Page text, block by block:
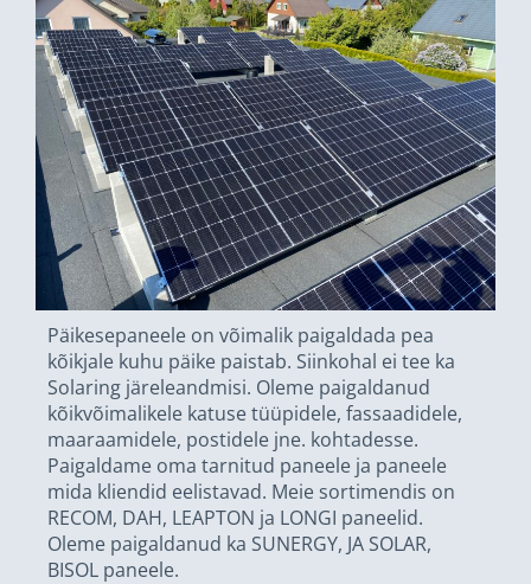
Päikesepaneele on võimalik paigaldada pea
kõikjale kuhu päike paistab. Siinkohal ei tee ka
Solaring järeleandmisi. Oleme paigaldanud
kõikvõimalikele katuse tüüpidele, fassaadidele,
maaraamidele, postidele jne. kohtadesse.
Paigaldame oma tarnitud paneele ja paneele
mida kliendid eelistavad. Meie sortimendis on
RECOM, DAH, LEAPTON ja LONGI paneelid.
Oleme paigaldanud ka SUNERGY, JA SOLAR,
BISOL paneele.